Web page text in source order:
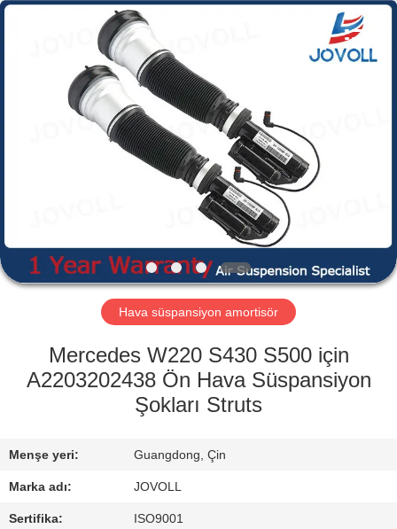
GÖSTERISI
HAKKIMIZDA
FABRIKA
KALITE
KONTROL
Jovoll
Hava süspansiyon amortisör
Mercedes W220 S430 S500 için
A2203202438 Ön Hava Süspansiyon
Şokları Struts
Menşe yeri: Guangdong, Çin
Marka adı: JOVOLL
Sertifika: ISO9001